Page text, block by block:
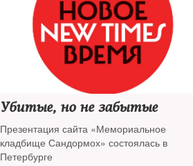
Убитые, но не забытые
Презентация сайта «Мемориальное
кладбище Сандормох» состоялась в
Петербурге